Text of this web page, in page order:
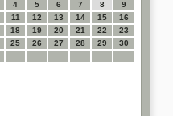
4 5 6 7 8
9
11 12 13 14 15
16
18 19 20 21 22
23
25 26 27 28 29
30